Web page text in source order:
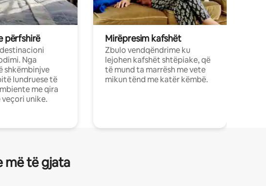
përfshirë
Nga
shkëmbinjve
lundruese të
me qira
unike.
Mirëpresim kafshët
Zbulo vendqëndrime ku
lejohen kafshët shtëpiake, që
të mund ta marrësh me vete
mikun tënd me katër këmbë.
më të gjata